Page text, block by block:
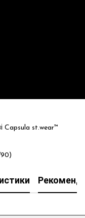
Capsula st.wear™